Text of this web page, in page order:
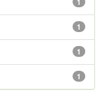
1
1
1